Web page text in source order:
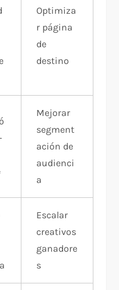
Optimiza
r página
de
destino
Mejorar
segment
ación de
audienci
a
Escalar
creativos
ganadore
s